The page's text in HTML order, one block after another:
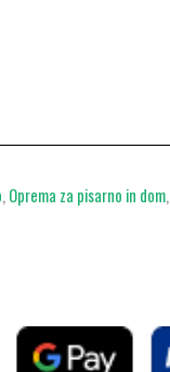
,Oprema za pisarno in dom,